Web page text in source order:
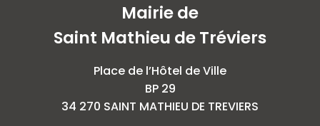
Mairie de
Saint Mathieu de Tréviers
Place de l’Hôtel de Ville
BP 29
34 270 SAINT MATHIEU DE TREVIERS